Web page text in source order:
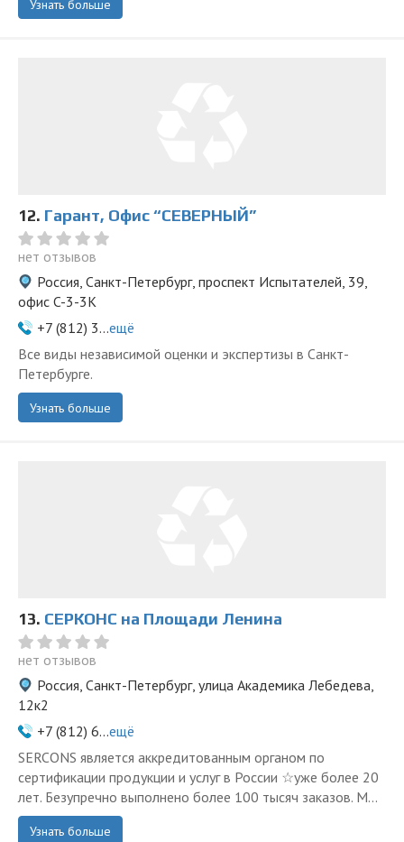
Узнать больше
12. Гарант, Офис “СЕВЕРНЫЙ”
нет отзывов
Россия, Санкт-Петербург, проспект Испытателей, 39,
офис C-3-3К
+7 (812) 3...ещё
Все виды независимой оценки и экспертизы в Санкт-
Петербурге.
Узнать больше
13. СЕРКОНС на Площади Ленина
нет отзывов
Россия, Санкт-Петербург, улица Академика Лебедева,
12к2
+7 (812) 6...ещё
SERCONS является аккредитованным органом по
сертификации продукции и услуг в России ☆уже более 20
лет. Безупречно выполнено более 100 тысяч заказов. М...
Узнать больше